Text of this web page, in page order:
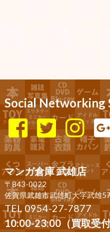
Social Networking
マンガ倉庫 武雄店
〒843-0022
佐賀県武雄市武雄町大字武雄
TEL 0954-27-7877
10:00-23:00（買取受